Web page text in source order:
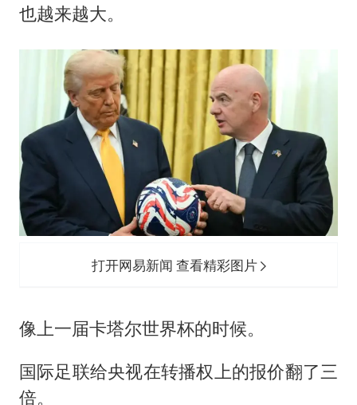
也越来越大。
打开网易新闻 查看精彩图片
像上一届卡塔尔世界杯的时候。
国际足联给央视在转播权上的报价翻了三
倍。